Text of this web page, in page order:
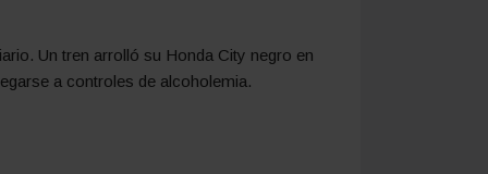
Un tren arrolló su Honda City negro en
a controles de alcoholemia.